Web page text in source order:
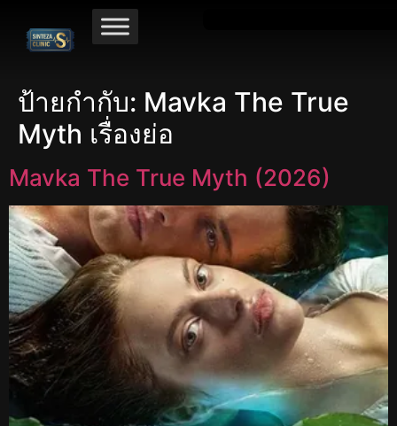
ป้ายกำกับ: Mavka The True
Myth เรื่องย่อ
Mavka The True Myth (2026)